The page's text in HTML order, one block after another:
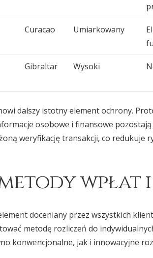
Curacao Umiarkowany
Gibraltar Wysoki
dalszy istotny element ochrony.
osobowe i finansowe
weryfikację transakcji, co redukuje
doceniany przez wszystkich
metodę rozliczeń do
konwencjonalne, jak i innowacyjne